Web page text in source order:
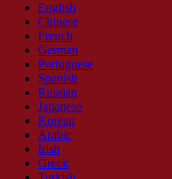
English
Chinese
French
German
Portuguese
Spanish
Russian
Japanese
Korean
Arabic
Irish
Greek